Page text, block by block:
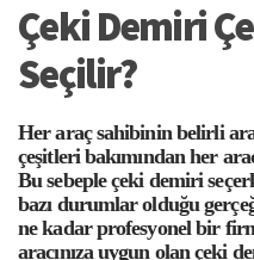
Çeki Demiri
Seçilir?
Her araç sahibinin belirli
çeşitleri bakımından her
Bu sebeple çeki demiri
bazı durumlar olduğu
ne kadar profesyonel bir
aracınıza uygun olan çeki